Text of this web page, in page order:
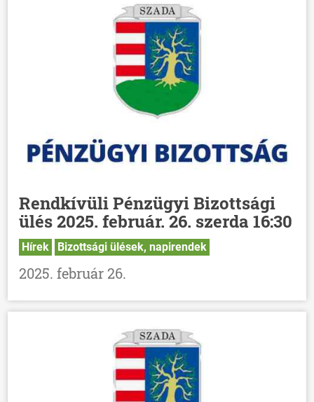
Rendkívüli Pénzügyi Bizottsági
ülés 2025. február. 26. szerda 16:30
Hírek Bizottsági ülések, napirendek
2025. február 26.